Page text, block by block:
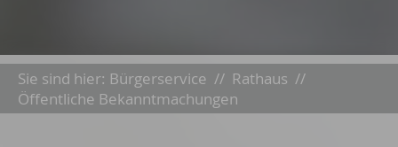
Sie sind hier: Bürgerservice // Rathaus //
Öffentliche Bekanntmachungen